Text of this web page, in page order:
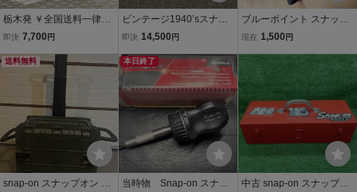
栃木発 ￥全国送料一律￥
スナップオン【Snap-o
ツールバッグ 検）マック
MAC 工具 箱 バック 道具
即決 7,700 円
ビンテージ1940’sスナッ
プオン メタルツールボッ
p-on アメ車
即決 14,500 円
ブルーポイント スナップ
オン snap-on ツールポ
ース
現在 1,500 円
送料無料
snap-on スナップオン ハ
本日終了
当時物 Snap-on スナッ
中古 snap-on スナップオ